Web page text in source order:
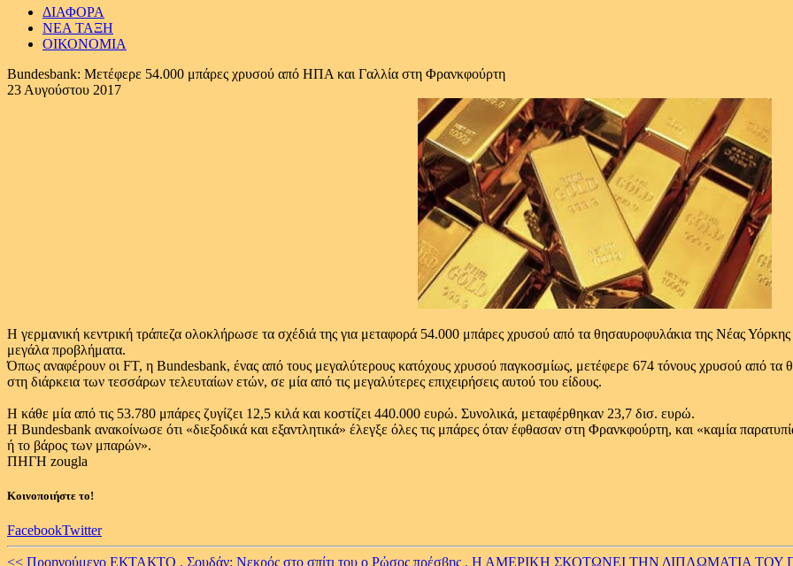
ΔΙΑΦΟΡΑ
ΝΕΑ ΤΑΞΗ
ΟΙΚΟΝΟΜΙΑ
Bundesbank: Μετέφερε 54.000 μπάρες χρυσού από ΗΠΑ και Γαλλία στη Φρανκφούρτη
23 Αυγούστου 2017
Η γερμανική κεντρική τράπεζα ολοκλήρωσε τα σχέδιά της για μεταφορά 54.000 μπάρες χρυσού από τα θησαυροφυλάκια της Νέας
μεγάλα προβλήματα.
Όπως αναφέρουν οι FT, η Bundesbank, ένας από τους μεγαλύτερους κατόχους χρυσού παγκοσμίως, μετέφερε 674 τόνους χρυσού από τα
στη διάρκεια των τεσσάρων τελευταίων ετών, σε μία από τις μεγαλύτερες επιχειρήσεις αυτού του είδους.
Η κάθε μία από τις 53.780 μπάρες ζυγίζει 12,5 κιλά και κοστίζει 440.000 ευρώ. Συνολικά, μεταφέρθηκαν 23,7 δισ. ευρώ.
Η Bundesbank ανακοίνωσε ότι «διεξοδικά και εξαντλητικά» έλεγξε όλες τις μπάρες όταν έφθασαν στη Φρανκφούρτη, και «καμία
ή το βάρος των μπαρών».
ΠΗΓΗ zougla
Κοινοποιήστε το!
FacebookTwitter
<< Προηγούμενο ΕΚΤΑΚΤΟ . Σουδάν: Νεκρός στο σπίτι του ο Ρώσος πρέσβης . Η ΑΜΕΡΙΚΗ ΣΚΟΤΩΝΕΙ ΤΗΝ ΔΙΠΛΩΜΑΤΙΑ ΤΟΥ